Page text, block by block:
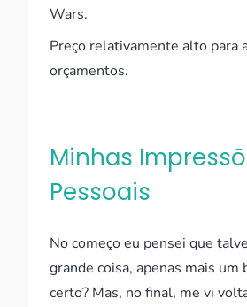
Wars.
Preço relativamente alto para
orçamentos.
Minhas
Pessoais
No começo eu pensei que
grande coisa, apenas mais um
certo? Mas, no final, me vi